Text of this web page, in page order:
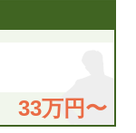
33万円〜